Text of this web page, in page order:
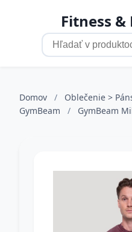
Fitness
Domov / Oblečenie >
GymBeam
/ GymBeam